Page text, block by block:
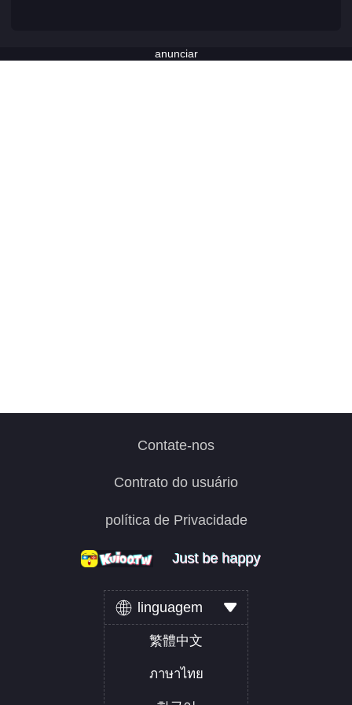
anunciar
Contate-nos
Contrato do usuário
política de Privacidade
Just be happy
Just be happy
Just be happy
linguagem
繁體中文
ภาษาไทย